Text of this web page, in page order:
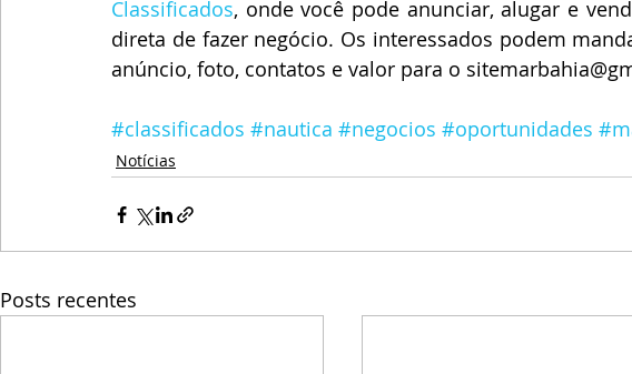
Classificados, onde você pode anunciar, alugar e
direta de fazer negócio. Os interessados podem
anúncio, foto, contatos e valor para o
#classificados #nautica #negocios #oportunidades
Notícias
Posts recentes